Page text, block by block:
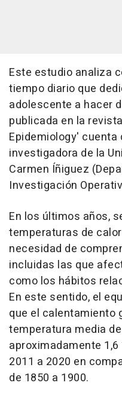
Este estudio analiza
tiempo diario que
adolescente a hacer
publicada en la
Epidemiology'
investigadora de la
Carmen Íñiguez
Investigación
En los últimos años,
temperaturas de
necesidad de
incluidas las que
como los hábitos
En este sentido, el
que el calentamiento
temperatura media
aproximadamente 1,6
2011 a 2020 en
de 1850 a 1900.